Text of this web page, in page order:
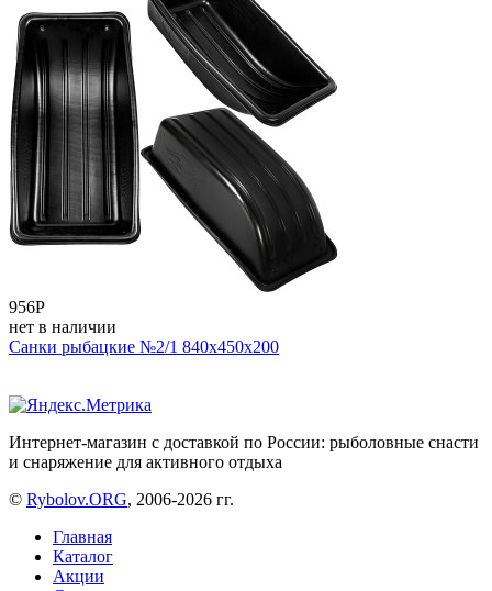
956Р
нет в наличии
Санки рыбацкие №2/1 840x450х200
Интернет-магазин с доставкой по России: рыболовные снасти
и снаряжение для активного отдыха
© Rybolov.ORG, 2006-2026 гг.
Главная
Каталог
Акции